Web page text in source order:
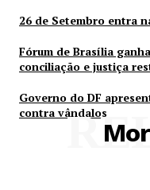
26 de Setembro entra
Fórum de Brasília
conciliação e justiça
Governo do DF
contra vândalos